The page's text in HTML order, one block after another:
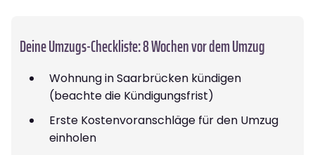
Deine Umzugs-Checkliste: 8 Wochen vor dem Umzug
Wohnung in Saarbrücken kündigen
(beachte die Kündigungsfrist)
Erste Kostenvoranschläge für den Umzug
einholen